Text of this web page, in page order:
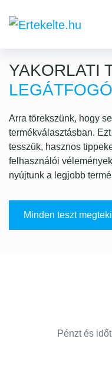
YAKORLATI
Arra törekszünk, hogy
termékválasztásban.
tesszük, hasznos
felhasználói
nyújtunk a legjobb
Minden teszt
Pénzt és